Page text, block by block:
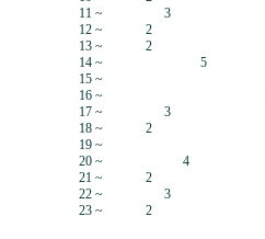
11 ~
3
12 ~
2
13 ~
2
14 ~
5
15 ~
16 ~
17 ~
3
18 ~
2
19 ~
20 ~
4
21 ~
2
22 ~
3
23 ~
2